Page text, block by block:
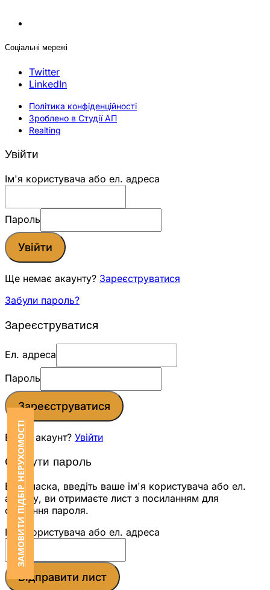
Соціальні мережі
Twitter
LinkedIn
Політика конфіденційності
Зроблено в Студії АП
Realting
ЗАМОВИТИ ПІДБІР НЕРУХОМОСТІ
Увійти
Ім'я користувача або ел. адреса
Пароль
Увійти
Ще немає акаунту? Зареєструватися
Забули пароль?
Зареєструватися
Ел. адреса
Пароль
Зареєструватися
Вже є акаунт? Увійти
Скинути пароль
Будь ласка, введіть ваше ім'я користувача або ел.
адресу, ви отримаєте лист з посиланням для
скидання пароля.
Ім'я користувача або ел. адреса
Відправити лист